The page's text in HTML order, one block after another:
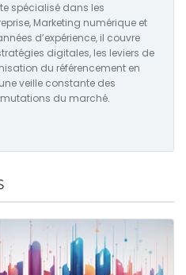
spécialisé dans les
Marketing numérique et
d’expérience, il couvre
digitales, les leviers de
du référencement en
veille constante des
du marché.